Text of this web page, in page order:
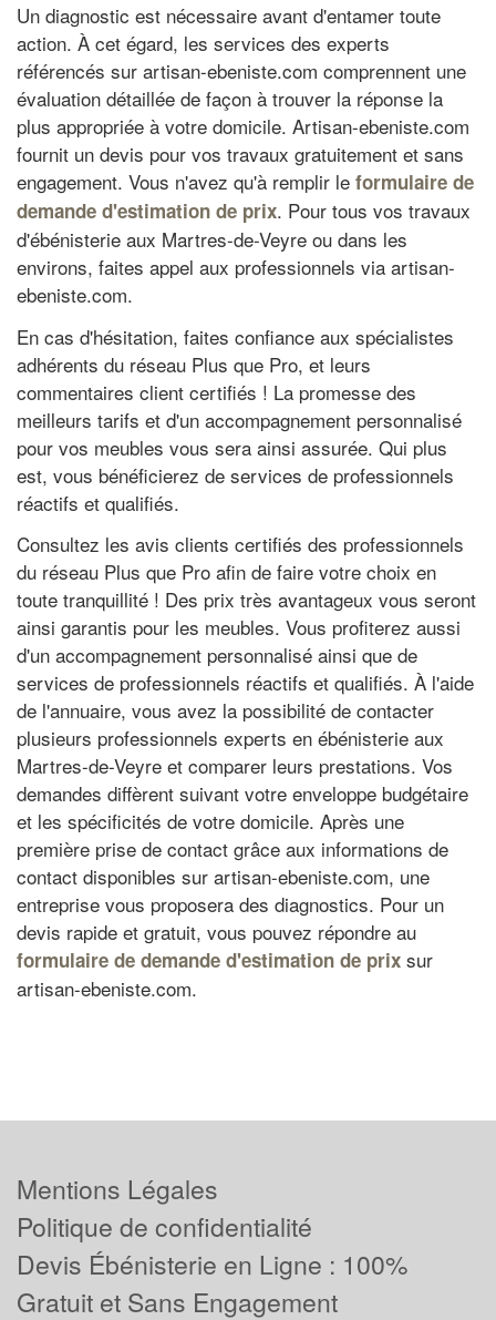
Un diagnostic est nécessaire avant d'entamer toute
action. À cet égard, les services des experts
référencés sur artisan-ebeniste.com comprennent une
évaluation détaillée de façon à trouver la réponse la
plus appropriée à votre domicile. Artisan-ebeniste.com
fournit un devis pour vos travaux gratuitement et sans
engagement. Vous n'avez qu'à remplir le formulaire de
demande d'estimation de prix. Pour tous vos travaux
d'ébénisterie aux Martres-de-Veyre ou dans les
environs, faites appel aux professionnels via artisan-
ebeniste.com.
En cas d'hésitation, faites confiance aux spécialistes
adhérents du réseau Plus que Pro, et leurs
commentaires client certifiés ! La promesse des
meilleurs tarifs et d'un accompagnement personnalisé
pour vos meubles vous sera ainsi assurée. Qui plus
est, vous bénéficierez de services de professionnels
réactifs et qualifiés.
Consultez les avis clients certifiés des professionnels
du réseau Plus que Pro afin de faire votre choix en
toute tranquillité ! Des prix très avantageux vous seront
ainsi garantis pour les meubles. Vous profiterez aussi
d'un accompagnement personnalisé ainsi que de
services de professionnels réactifs et qualifiés. À l'aide
de l'annuaire, vous avez la possibilité de contacter
plusieurs professionnels experts en ébénisterie aux
Martres-de-Veyre et comparer leurs prestations. Vos
demandes diffèrent suivant votre enveloppe budgétaire
et les spécificités de votre domicile. Après une
première prise de contact grâce aux informations de
contact disponibles sur artisan-ebeniste.com, une
entreprise vous proposera des diagnostics. Pour un
devis rapide et gratuit, vous pouvez répondre au
formulaire de demande d'estimation de prix sur
artisan-ebeniste.com.
Mentions Légales
Politique de confidentialité
Devis Ébénisterie en Ligne : 100%
Gratuit et Sans Engagement